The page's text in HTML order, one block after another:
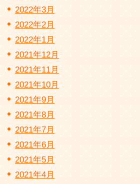
2022年3月
2022年2月
2022年1月
2021年12月
2021年11月
2021年10月
2021年9月
2021年8月
2021年7月
2021年6月
2021年5月
2021年4月